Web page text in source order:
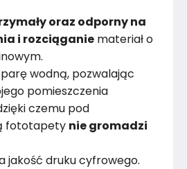
oraz odporny na
i rozciąganie materiał o
wodną, pozwalając
pomieszczenia
czemu pod
fototapety nie gromadzi
jakość druku cyfrowego.